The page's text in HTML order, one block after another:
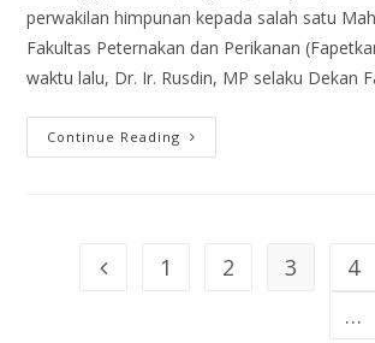
perwakilan himpunan kepada salah satu
Fakultas Peternakan dan Perikanan
waktu lalu, Dr. Ir. Rusdin, MP selaku Dekan
Continue Reading
1 2 3 4
…